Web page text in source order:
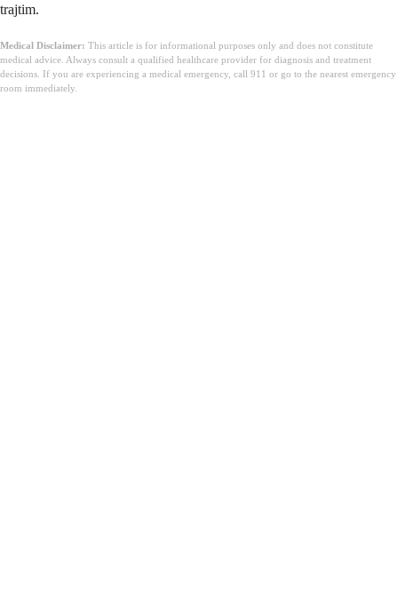
trajtim.
Medical Disclaimer: This article is for informational purposes only and does not constitute
medical advice. Always consult a qualified healthcare provider for diagnosis and treatment
decisions. If you are experiencing a medical emergency, call 911 or go to the nearest emergency
room immediately.